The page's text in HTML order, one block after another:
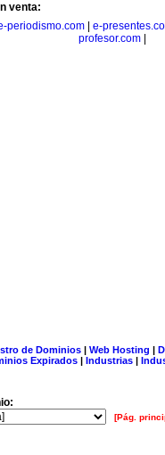
venta:
periodismo.com
e-
profesor.com
de Dominios| Web Hosting |
Expirados | Industrias |
[Pág.